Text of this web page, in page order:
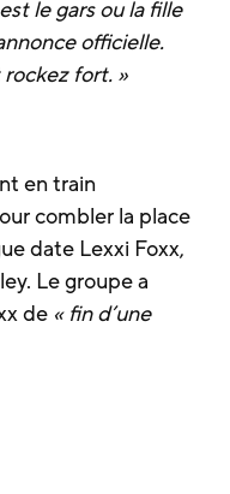
le gars ou la fille
officielle.
fort. »
en train
combler la place
date Lexxi Foxx,
Le groupe a
de « fin d’une